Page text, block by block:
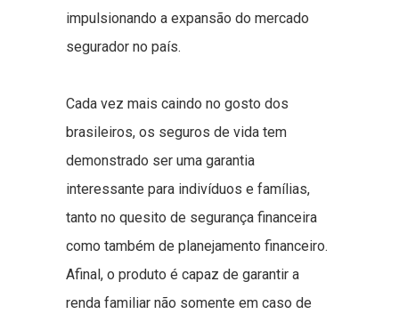
impulsionando a expansão do mercado
segurador no país.
Cada vez mais caindo no gosto dos
brasileiros, os seguros de vida tem
demonstrado ser uma garantia
interessante para indivíduos e famílias,
tanto no quesito de segurança financeira
como também de planejamento financeiro.
Afinal, o produto é capaz de garantir a
renda familiar não somente em caso de